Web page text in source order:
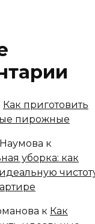
Как приготовить
пирожные
к
уборка: как
идеальную
к Как